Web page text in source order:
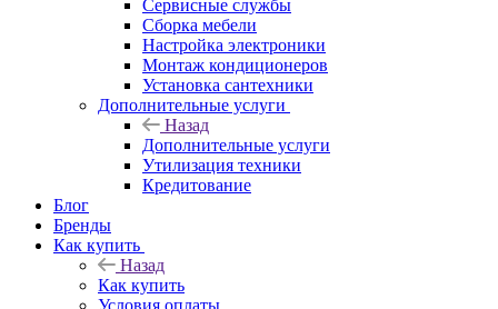
Сервисные службы
Сборка мебели
Настройка электроники
Монтаж кондиционеров
Установка сантехники
Дополнительные услуги
Назад
Дополнительные услуги
Утилизация техники
Кредитование
Блог
Бренды
Как купить
Назад
Как купить
Условия оплаты